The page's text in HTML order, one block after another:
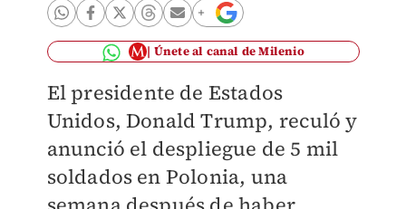
Únete al canal de Milenio
El presidente de Estados
Unidos, Donald Trump, reculó y
anunció el despliegue de 5 mil
soldados en Polonia, una